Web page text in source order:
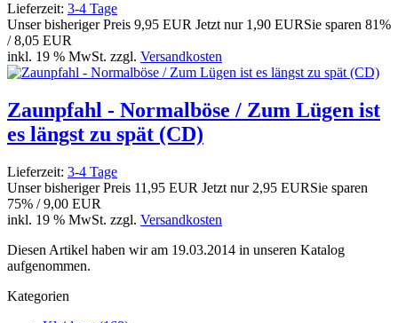
Lieferzeit: 3-4 Tage
Unser bisheriger Preis 9,95 EUR Jetzt nur 1,90 EURSie sparen 81%
/ 8,05 EUR
inkl. 19 % MwSt. zzgl. Versandkosten
Zaunpfahl - Normalböse / Zum Lügen ist
es längst zu spät (CD)
Lieferzeit: 3-4 Tage
Unser bisheriger Preis 11,95 EUR Jetzt nur 2,95 EURSie sparen
75% / 9,00 EUR
inkl. 19 % MwSt. zzgl. Versandkosten
Diesen Artikel haben wir am 19.03.2014 in unseren Katalog
aufgenommen.
Kategorien